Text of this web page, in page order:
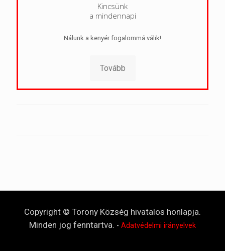
Kincsünk
a mindennapi
Nálunk a kenyér fogalommá válik!
Tovább
Copyright © Torony Község hivatalos honlapja.
Minden jog fenntartva. - Adatvédelmi irányelvek